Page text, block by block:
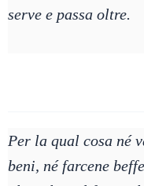
serve e passa oltre.
Per la qual cosa né
beni, né farcene